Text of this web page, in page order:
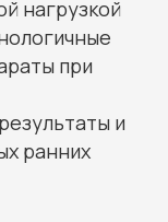
нагрузкой
при
и
ранних